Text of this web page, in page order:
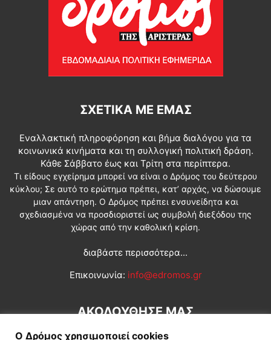
ΣΧΕΤΙΚΆ ΜΕ ΕΜΆΣ
Εναλλακτική πληροφόρηση και βήμα διαλόγου για τα
κοινωνικά κινήματα και τη συλλογική πολιτική δράση.
Κάθε Σάββατο έως και Τρίτη στα περίπτερα.
Τι είδους εγχείρημα μπορεί να είναι ο Δρόμος του δεύτερου
κύκλου; Σε αυτό το ερώτημα πρέπει, κατ’ αρχάς, να δώσουμε
μιαν απάντηση. Ο Δρόμος πρέπει ενσυνείδητα και
σχεδιασμένα να προσδιοριστεί ως συμβολή διεξόδου της
χώρας από την καθολική κρίση.
διαβάστε περισσότερα...
Επικοινωνία: info@edromos.gr
ΑΚΟΛΟΥΘΗΣΕ ΜΑΣ
Ο Δρόμος χρησιμοποιεί cookies